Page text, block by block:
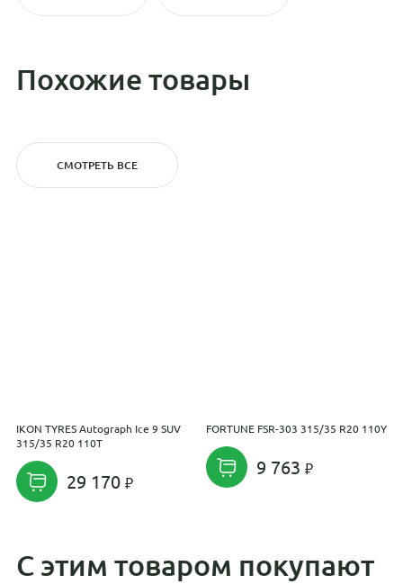
Похожие товары
СМОТРЕТЬ ВСЕ
IKON TYRES Autograph Ice 9 SUV
315/35 R20 110T
29 170
FORTUNE FSR-303 315/35 R20 110Y
9 763
С этим товаром покупают